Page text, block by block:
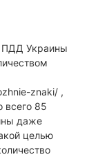
ПДД Украины
znaki/ ,
всего 85
даже
целью